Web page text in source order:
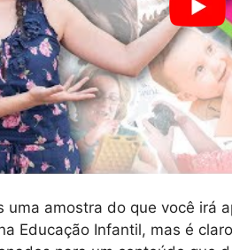
uma amostra do que você irá
Educação Infantil, mas é